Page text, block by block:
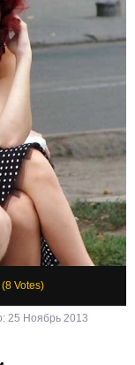
Votes)
25 Ноябрь 2013